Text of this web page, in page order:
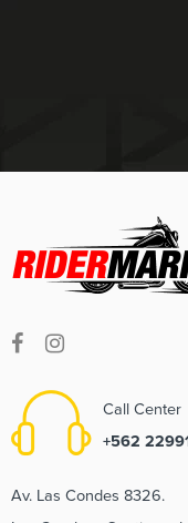
Call Center
+562
Av. Las Condes 8326.